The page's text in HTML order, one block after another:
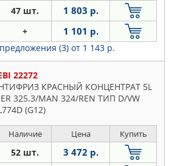
47 шт. 1 803 р.
+ 1 101 р.
(3) от 1 143 р.
22272
КРАСНЫЙ КОНЦЕНТРАТ 5L
325.3/MAN 324/REN ТИП D/VW
(G12)
Наличие Цена Купить
52 шт. 3 472 р.